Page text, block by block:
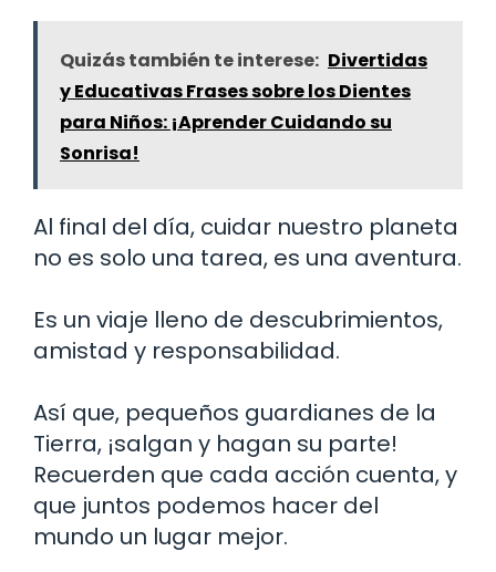
Quizás también te interese: Divertidas
y Educativas Frases sobre los Dientes
para Niños: ¡Aprender Cuidando su
Sonrisa!
Al final del día, cuidar nuestro planeta
no es solo una tarea, es una aventura.
Es un viaje lleno de descubrimientos,
amistad y responsabilidad.
Así que, pequeños guardianes de la
Tierra, ¡salgan y hagan su parte!
Recuerden que cada acción cuenta, y
que juntos podemos hacer del
mundo un lugar mejor.